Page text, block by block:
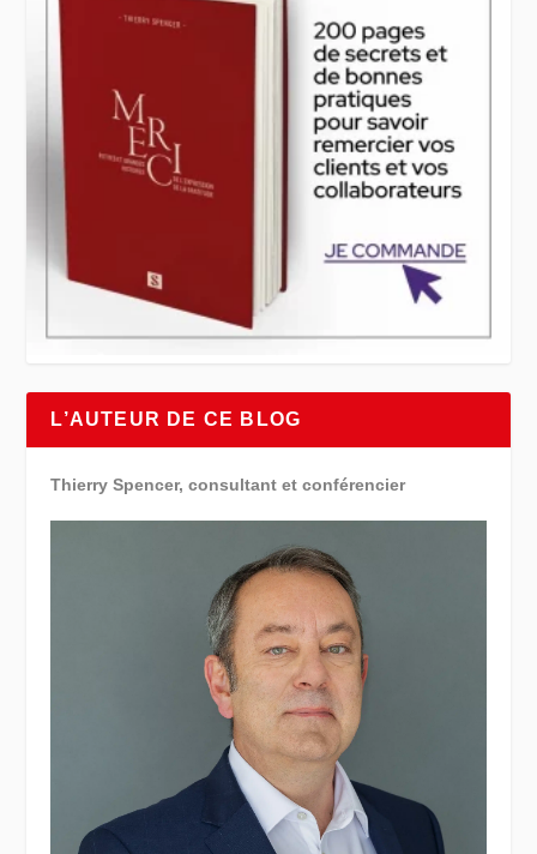
L’AUTEUR DE CE BLOG
Thierry Spencer, consultant et conférencier